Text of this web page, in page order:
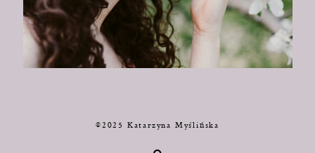
©2025 Katarzyna Myślińska